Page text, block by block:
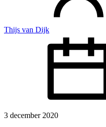
Thijs van Dijk
3 december 2020